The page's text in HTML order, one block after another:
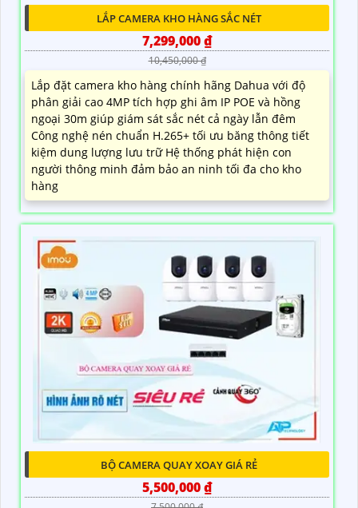
LẮP CAMERA KHO HÀNG SẮC NÉT
7,299,000 ₫
10,450,000 ₫
Lắp đặt camera kho hàng chính hãng Dahua với độ
phân giải cao 4MP tích hợp ghi âm IP POE và hồng
ngoại 30m giúp giám sát sắc nét cả ngày lẫn đêm
Công nghệ nén chuẩn H.265+ tối ưu băng thông tiết
kiệm dung lượng lưu trữ Hệ thống phát hiện con
người thông minh đảm bảo an ninh tối đa cho kho
hàng
BỘ CAMERA QUAY XOAY GIÁ RẺ
5,500,000 ₫